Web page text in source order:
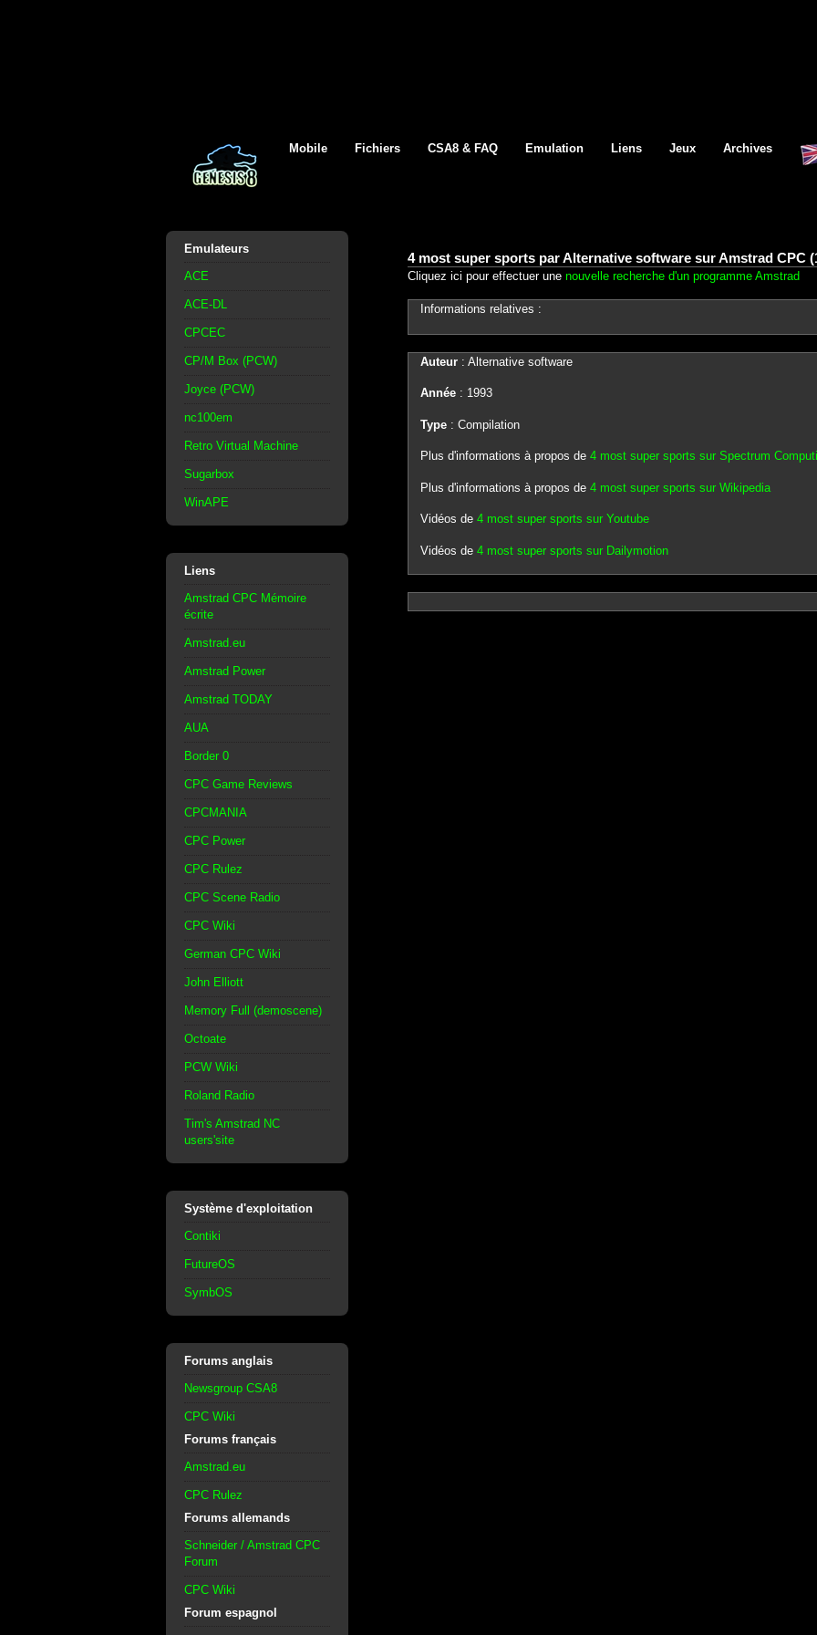
Mobile Fichiers CSA8 & FAQ Emulation Liens Jeux Archives
Emulateurs
ACE
ACE-DL
CPCEC
CP/M Box (PCW)
Joyce (PCW)
nc100em
Retro Virtual Machine
Sugarbox
WinAPE
Liens
Amstrad CPC Mémoire
écrite
Amstrad.eu
Amstrad Power
Amstrad TODAY
AUA
Border 0
CPC Game Reviews
CPCMANIA
CPC Power
CPC Rulez
CPC Scene Radio
CPC Wiki
German CPC Wiki
John Elliott
Memory Full (demoscene)
Octoate
PCW Wiki
Roland Radio
Tim's Amstrad NC
users'site
Système d'exploitation
Contiki
FutureOS
SymbOS
Forums anglais
Newsgroup CSA8
CPC Wiki
Forums français
Amstrad.eu
CPC Rulez
Forums allemands
Schneider / Amstrad CPC
Forum
CPC Wiki
Forum espagnol
4 most super sports par Alternative software sur Amstrad CPC
Cliquez ici pour effectuer une nouvelle recherche d'un programme Amstrad
Informations relatives :
Auteur: Alternative software
Année: 1993
Type: Compilation
Plus d'informations à propos de 4 most super sports sur Spectrum
Plus d'informations à propos de 4 most super sports sur Wikipedia
Vidéos de 4 most super sports sur Youtube
Vidéos de 4 most super sports sur Dailymotion